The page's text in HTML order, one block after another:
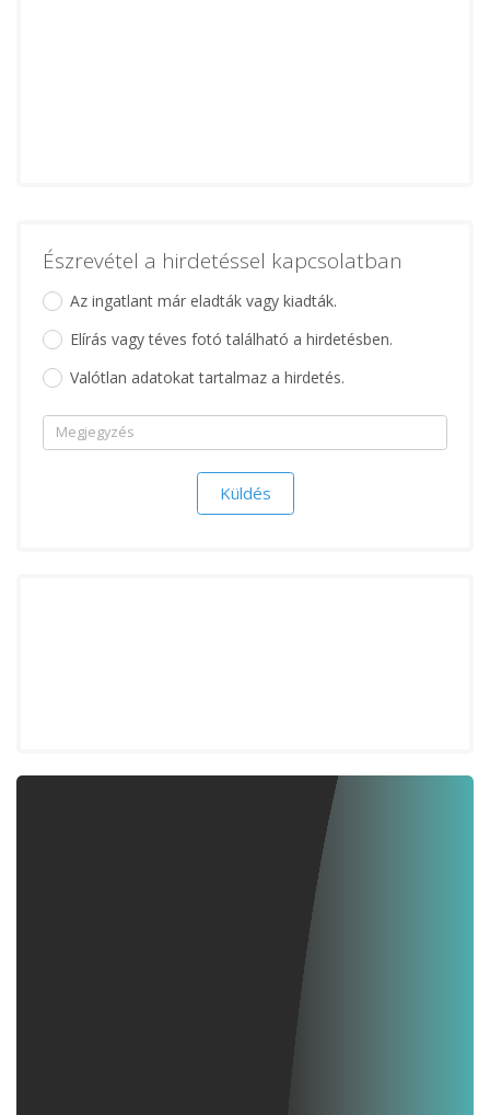
Észrevétel a hirdetéssel kapcsolatban
Az ingatlant már eladták vagy kiadták.
Elírás vagy téves fotó található a hirdetésben.
Valótlan adatokat tartalmaz a hirdetés.